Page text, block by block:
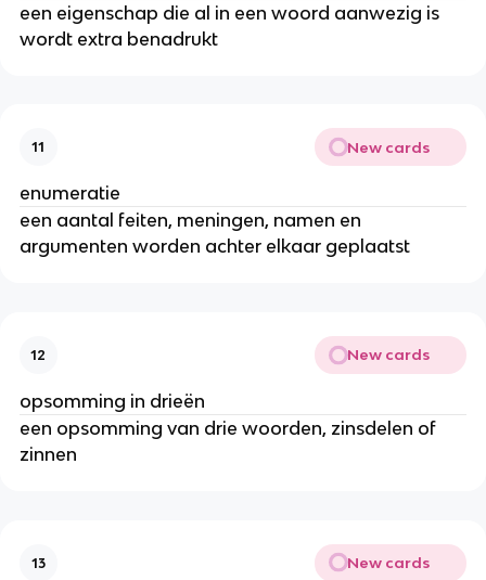
een eigenschap die al in een woord aanwezig is
wordt extra benadrukt
11 New cards
enumeratie
een aantal feiten, meningen, namen en
argumenten worden achter elkaar geplaatst
12 New cards
opsomming in drieën
een opsomming van drie woorden, zinsdelen of
zinnen
13 New cards